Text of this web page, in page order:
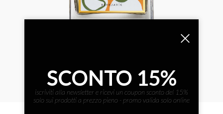
SCONTO 15%
iscriviti alla newsletter e ricevi un coupon sconto del 15%
solo sui prodotti a prezzo pieno - promo valida solo online